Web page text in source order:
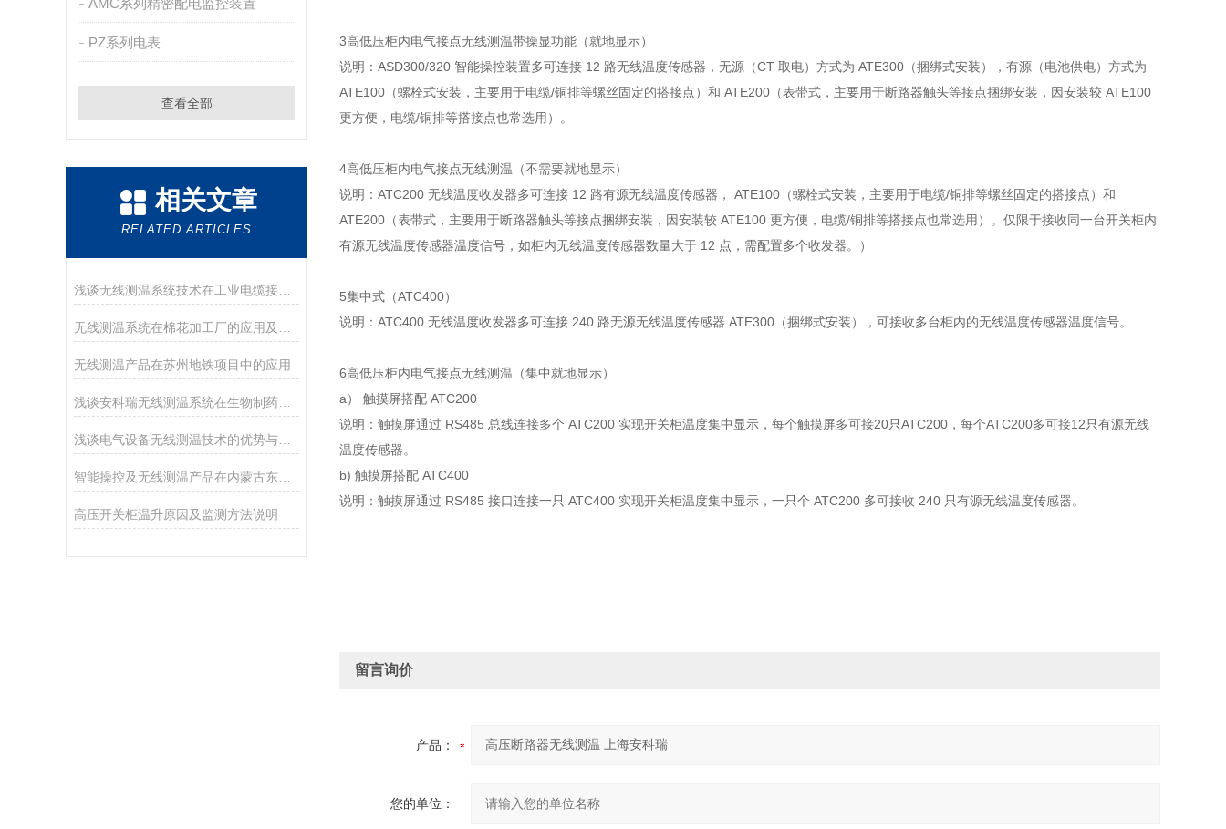
AMC系列精密配电监控装置
PZ系列电表
查看全部
相关文章
RELATED ARTICLES
浅谈无线测温系统技术在工业电缆接头的应用及产品选型
无线测温产品在苏州地铁项目中的应用
浅谈电气设备无线测温技术的优势与应用
高压开关柜温升原因及监测方法说明
3高低压柜内电气接点无线测温带操显功能（就地显示）
说明：ASD300/320 智能操控装置多可连接 12 路无线温度传感器，无源（CT 取电）方式为 ATE300（捆绑式安装），有源（电池供电）方式为
ATE100（螺栓式安装，主要用于电缆/铜排等螺丝固定的搭接点）和 ATE200（表带式，主要用于断路器触头等接点捆绑安装，因安装较 ATE100
更方便，电缆/铜排等搭接点也常选用）。
4高低压柜内电气接点无线测温（不需要就地显示）
说明：ATC200 无线温度收发器多可连接 12 路有源无线温度传感器， ATE100（螺栓式安装，主要用于电缆/铜排等螺丝固定的搭接点）和
ATE200（表带式，主要用于断路器触头等接点捆绑安装，因安装较 ATE100 更方便，电缆/铜排等搭接点也常选用）。仅限于接收同一台开关柜内
有源无线温度传感器温度信号，如柜内无线温度传感器数量大于 12 点，需配置多个收发器。）
5集中式（ATC400）
说明：ATC400 无线温度收发器多可连接 240 路无源无线温度传感器 ATE300（捆绑式安装），可接收多台柜内的无线温度传感器温度信号。
6高低压柜内电气接点无线测温（集中就地显示）
a） 触摸屏搭配 ATC200
说明：触摸屏通过 RS485 总线连接多个 ATC200 实现开关柜温度集中显示，每个触摸屏多可接20只ATC200，每个ATC200多可接12只有源无线
温度传感器。
b) 触摸屏搭配 ATC400
说明：触摸屏通过 RS485 接口连接一只 ATC400 实现开关柜温度集中显示，一只个 ATC200 多可接收 240 只有源无线温度传感器。
留言询价
产品：
您的单位：